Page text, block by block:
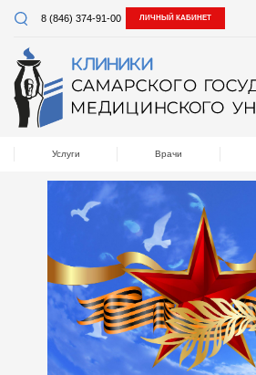
8 (846) 374-91-00 ЛИЧНЫЙ КАБИНЕТ
Услуги Врачи